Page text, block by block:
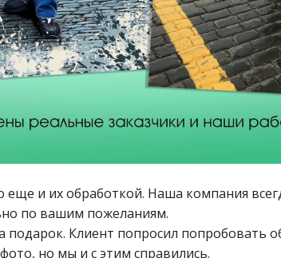
и их обработкой. Наша компания
по вашим пожеланиям.
Клиент попросил попробовать
но мы и с этим справились.